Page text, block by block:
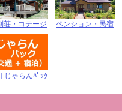
荘・コテージ ペンション・民宿
じゃらんﾊﾟｯｸ